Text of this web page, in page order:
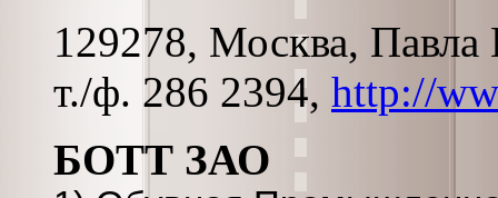
129278, Москва, Павла
т./ф. 286 2394, http://
БОТТ ЗАО